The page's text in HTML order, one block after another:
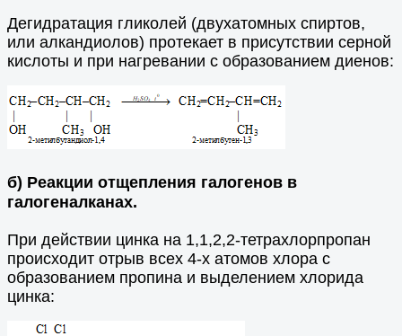
Дегидратация гликолей (двухатомных спиртов,
или алкандиолов) протекает в присутствии серной
кислоты и при нагревании с образованием диенов:
б) Реакции отщепления галогенов в
галогеналканах.
При действии цинка на 1,1,2,2-тетрахлорпропан
происходит отрыв всех 4-х атомов хлора с
образованием пропина и выделением хлорида
цинка: